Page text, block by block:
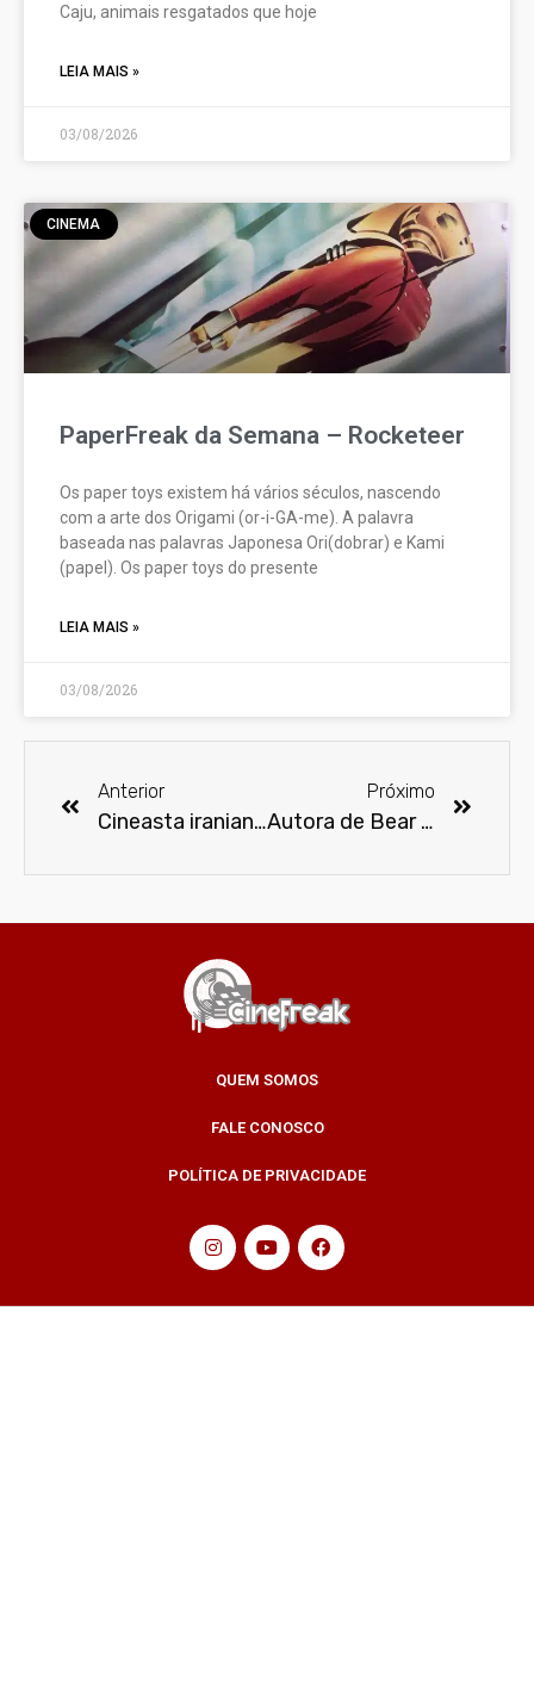
Caju, animais resgatados que hoje
LEIA MAIS »
03/08/2026
CINEMA
PaperFreak da Semana – Rocketeer
Os paper toys existem há vários séculos, nascendo
com a arte dos Origami (or-i-GA-me). A palavra
baseada nas palavras Japonesa Ori(dobrar) e Kami
(papel). Os paper toys do presente
LEIA MAIS »
03/08/2026
Anterior
Cineasta iraniano Abbas Kiarostami morre aos 76 anos
Próximo
Autora de Bear e da Graphic MSP Mônica, Bianca Pinheiro é confirmada na CCXP 2016
QUEM SOMOS
FALE CONOSCO
POLÍTICA DE PRIVACIDADE